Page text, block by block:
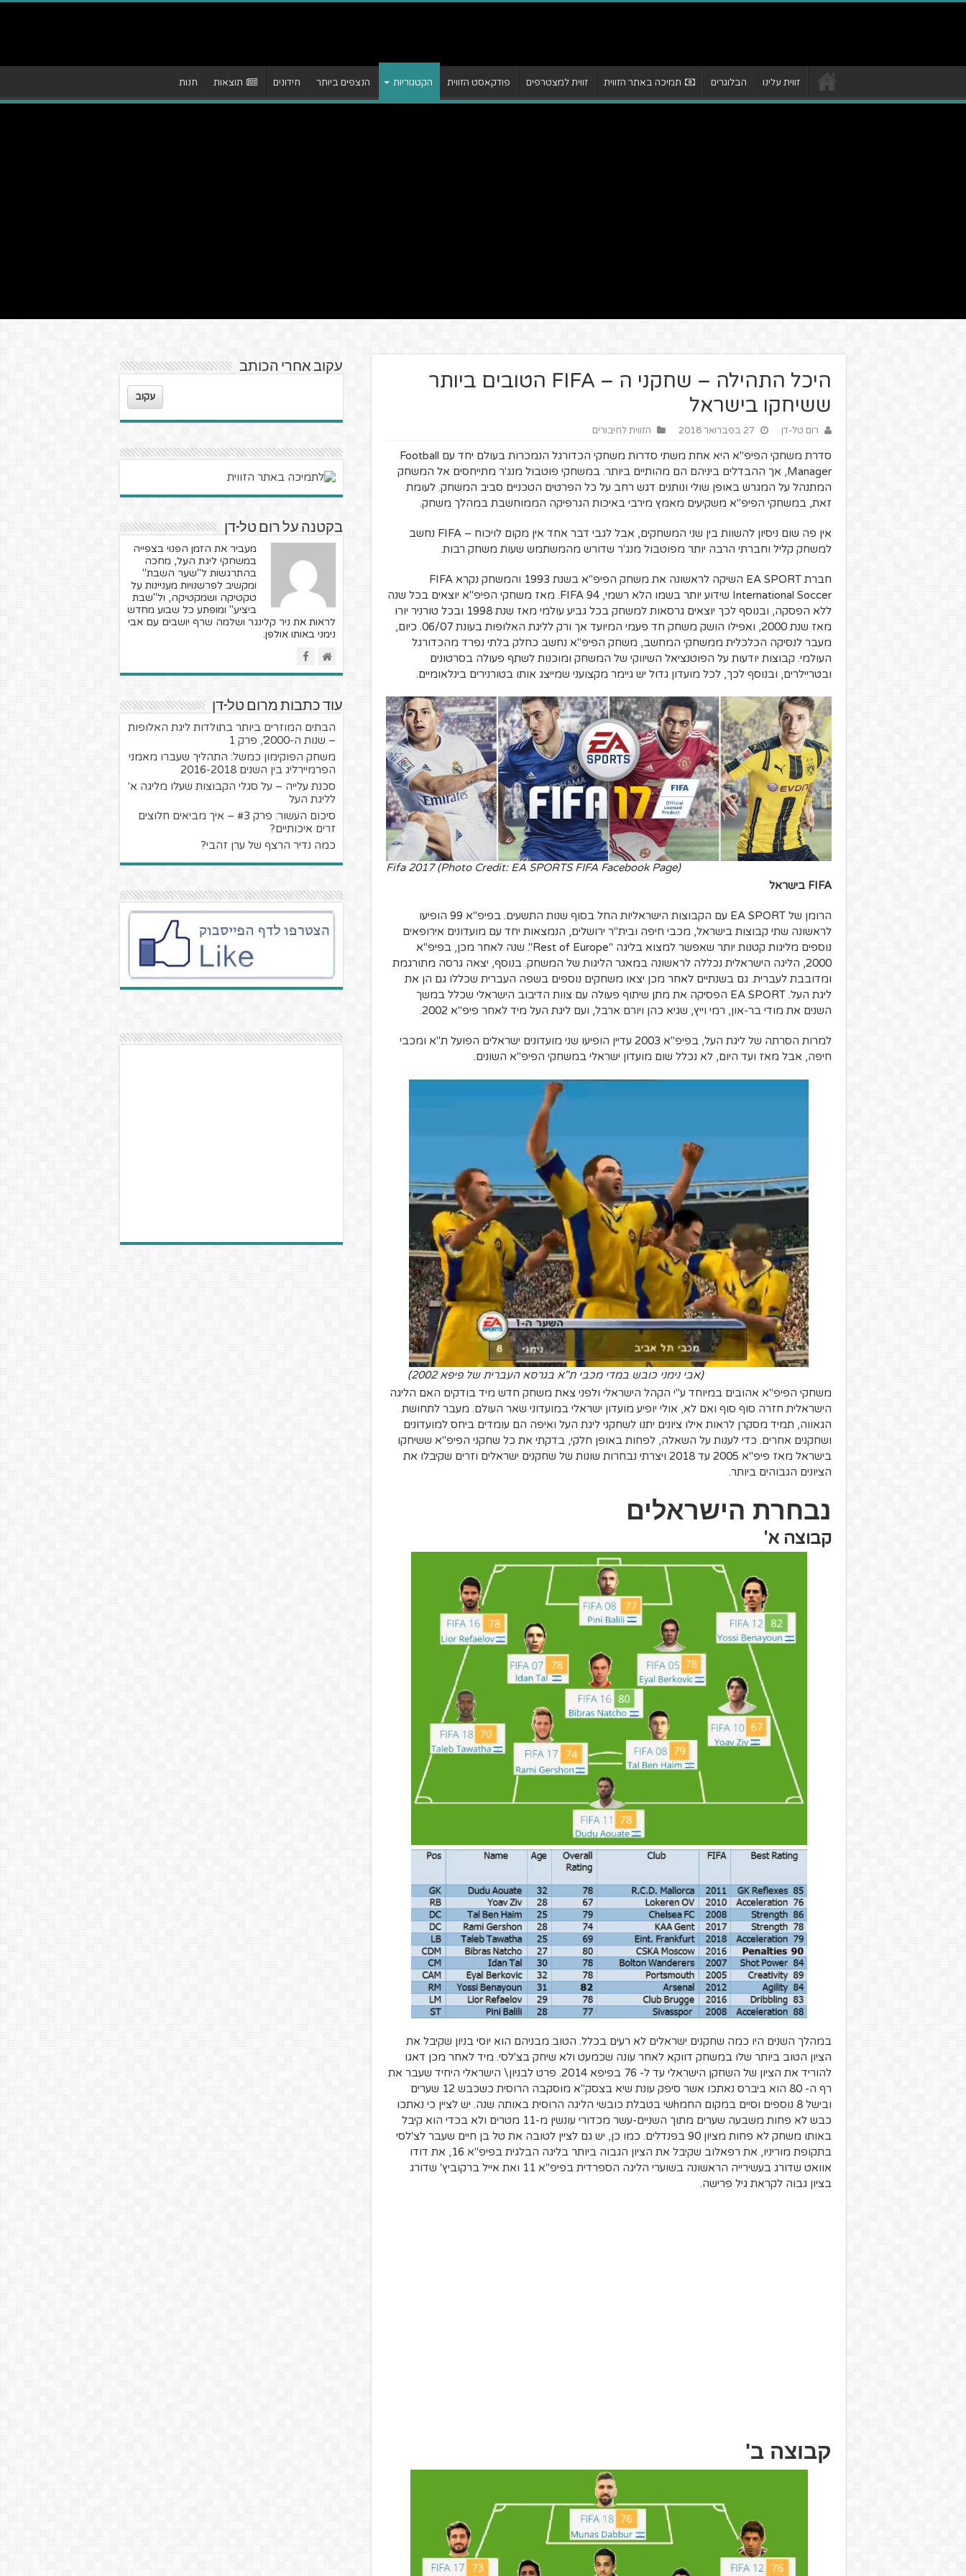
זווית עלינו הבלוגרים תמיכה באתר הזווית זווית למצטרפים פודקאסט הזווית הקטגוריות הנצפים ביותר חידונים תוצאות חנות
היכל התהילה – שחקני ה – FIFA הטובים ביותר
ששיחקו בישראל
רום טל-דן 27 בפברואר 2018 הזווית לחיבורים
סדרת משחקי הפיפ"א היא אחת משתי סדרות משחקי הכדורגל הנמכרות בעולם יחד עם Football
Manager, אך ההבדלים ביניהם הם מהותיים ביותר. במשחקי פוטבול מנג'ר מתייחסים אל המשחק
המתנהל על המגרש באופן שולי ונותנים דגש רחב על כל הפרטים הטכניים סביב המשחק. לעומת
זאת, במשחקי הפיפ"א משקיעים מאמץ מירבי באיכות הגרפיקה הממוחשבת במהלך משחק.
אין פה שום ניסיון להשוות בין שני המשחקים, אבל לגבי דבר אחד אין מקום לויכוח – FIFA נחשב
למשחק קליל וחברתי הרבה יותר מפוטבול מנג'ר שדורש מהמשתמש שעות משחק רבות.
חברת EA SPORT השיקה לראשונה את משחק הפיפ"א בשנת 1993 והמשחק נקרא FIFA
International Soccer שידוע יותר בשמו הלא רשמי, FIFA 94. מאז משחקי הפיפ"א יוצאים בכל שנה
ללא הפסקה, ובנוסף לכך יוצאים גרסאות למשחק בכל גביע עולמי מאז שנת 1998 ובכל טורניר יורו
מאז שנת 2000, ואפילו הושק משחק חד פעמי המיועד אך ורק לליגת האלופות בעונת 06/07.
כיום,
מעבר לנסיקה הכלכלית ממשחקי המחשב, משחק הפיפ"א נחשב כחלק בלתי נפרד מהכדורגל
העולמי. קבוצות יודעות על הפוטנציאל השיווקי של המשחק ומוכנות לשתף פעולה בסרטונים
ובטריילרים, ובנוסף לכך, לכל מועדון גדול יש גיימר מקצועני שמייצג אותו בטורנירים בינלאומיים.
Fifa 2017 (Photo Credit: EA SPORTS FIFA Facebook Page)
FIFA בישראל
הרומן של EA SPORT עם הקבוצות הישראליות החל בסוף שנות התשעים. בפיפ"א 99 הופיעו
לראשונה שתי קבוצות בישראל, מכבי חיפה ובית"ר ירושלים, הנמצאות יחד עם מועדונים אירופאים
נוספים מליגות קטנות יותר שאפשר למצוא בליגה "Rest of Europe". שנה לאחר מכן, בפיפ"א
2000, הליגה הישראלית נכללה לראשונה במאגר הליגות של המשחק. בנוסף, יצאה גרסה מתורגמת
ומדובבת לעברית. גם בשנתיים לאחר מכן יצאו משחקים נוספים בשפה העברית שכללו גם הן את
ליגת העל. EA SPORT הפסיקה את מתן שיתוף פעולה עם צוות הדיבוב הישראלי שכלל במשך
השנים את מודי בר-און, רמי וייץ, שגיא כהן ויורם ארבל, ועם ליגת העל מיד לאחר פיפ"א 2002.
למרות הסרתה של ליגת העל, בפיפ"א 2003 עדיין הופיעו שני מועדונים ישראלים הפועל ת"א ומכבי
חיפה, אבל מאז ועד היום, לא נכלל שום מועדון ישראלי במשחקי הפיפ"א השונים.
(אבי נימני כובש במדי מכבי ת"א בגרסא העברית של פיפא 2002)
משחקי הפיפ"א אהובים במיוחד ע"י הקהל הישראלי ולפני צאת משחק חדש מיד בודקים האם הליגה
הישראלית חזרה סוף סוף ואם לא, אולי יופיע מועדון ישראלי במועדוני שאר העולם. מעבר לתחושת
הגאווה, תמיד מסקרן לראות אילו ציונים יתנו לשחקני ליגת העל ואיפה הם עומדים ביחס למועדונים
ושחקנים אחרים. כדי לענות על השאלה, לפחות באופן חלקי, בדקתי את כל שחקני הפיפ"א ששיחקו
בישראל מאז פיפ"א 2005 עד 2018 ויצרתי נבחרות שונות של שחקנים ישראלים וזרים שקיבלו את
הציונים הגבוהים ביותר.
נבחרת הישראלים
קבוצה א'
במהלך השנים היו כמה שחקנים ישראלים לא רעים בכלל. הטוב מבניהם הוא יוסי בניון שקיבל את
הציון הטוב ביותר שלו במשחק דווקא לאחר עונה שכמעט ולא שיחק בצ'לסי. מיד לאחר מכן דאגו
להוריד את הציון של השחקן הישראלי עד ל- 76 בפיפא 2014.
פרט לבניון\ הישראלי היחיד שעבר את
רף ה- 80 הוא ביברס נאתכו אשר סיפק עונת שיא בצסק"א מוסקבה הרוסית כשכבש 12 שערים
ובישל 8 נוספים וסיים במקום החמhשי בטבלת כובשי הליגה הרוסית באותה שנה. יש לציין כי נאתכו
כבש לא פחות משבעה שערים מתוך השניים-עשר מכדורי עונשין מ-11 מטרים ולא בכדי הוא קיבל
באותו משחק לא פחות מציון 90 בפנדלים.
כמו כן, יש גם לציין לטובה את טל בן חיים שעבר לצ'לסי
בתקופת מוריניו, את רפאלוב שקיבל את הציון הגבוה ביותר בליגה הבלגית בפיפ"א 16, את דודו
אוואט שדורג בעשירייה הראשונה בשוערי הליגה הספרדית בפיפ"א 11 ואת אייל ברקוביץ' שדורג
בציון גבוה לקראת גיל פרישה.
קבוצה ב'
עקוב אחרי הכותב
עקוב
בקטנה על רום טל-דן
מעביר את הזמן הפנוי בצפייה
במשחקי ליגת העל, מחכה
בהתרגשות ל"שער השבת"
ומקשיב לפרשנויות מעניינות על
טקטיקה ושמקטיקה, ול"שבת
ביציע" ומופתע כל שבוע מחדש
לראות את ניר קלינגר ושלמה שרף יושבים עם אבי
נימני באותו אולפן.
עוד כתבות מרום טל-דן
הבתים המוזרים ביותר בתולדות ליגת האלופות
– שנות ה-2000', פרק 1
משחק הפוקימון כמשל: התהליך שעברו מאמני
הפרמיירליג בין השנים 2016-2018
סכנת עלייה – על סגלי הקבוצות שעלו מליגה א'
לליגת העל
סיכום העשור: פרק #3 – איך מביאים חלוצים
זרים איכותיים?
כמה נדיר הרצף של ערן זהבי?